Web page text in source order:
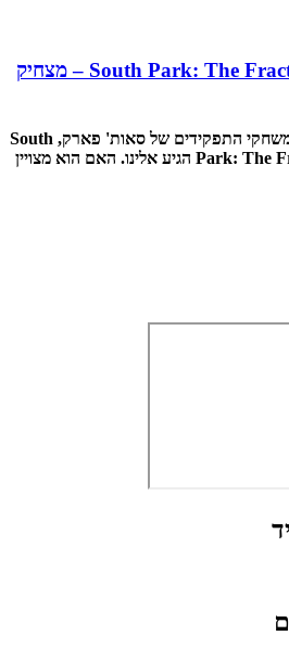
South Park: The Fractured But Whole – מצחיק
המשחק השני בסדרת משחקי התפקידים של סאות' פארק, South
Park: The Fractured But Whole הגיע אלינו. האם הוא מצויין